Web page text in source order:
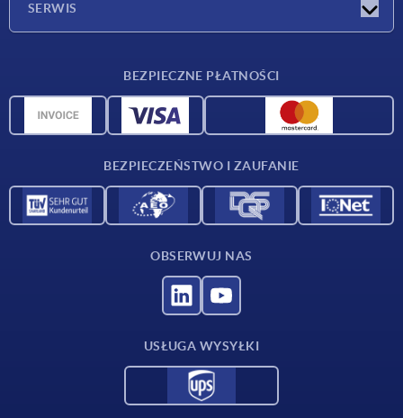
SERWIS
Dane CAD
BEZPIECZNE PŁATNOŚCI
BEZPIECZEŃSTWO I ZAUFANIE
OBSERWUJ NAS
USŁUGA WYSYŁKI